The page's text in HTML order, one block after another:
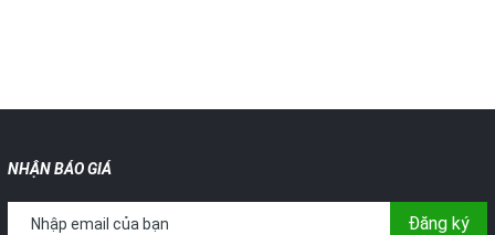
NHẬN BÁO GIÁ
Đăng ký